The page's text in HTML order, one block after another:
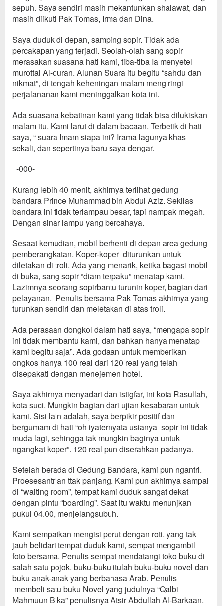
sepuh. Saya sendiri masih mekantunkan shalawat, dan
masih diikuti Pak Tomas, Irma dan Dina.
Saya duduk di depan, samping sopir. Tidak ada
percakapan yang terjadi. Seolah-olah sang sopir
merasakan suasana hati kami, tiba-tiba Ia menyetel
murottal Al-quran. Alunan Suara itu begitu “sahdu dan
nikmat”, di tengah keheningan malam mengiringi
perjalananan kami meninggalkan kota ini.
Ada suasana kebatinan kami yang tidak bisa dilukiskan
malam itu. Kami larut di dalam bacaan. Terbetik di hati
saya, “ suara Imam siapa ini? Irama lagunya khas
sekali, dan sepertinya baru saya dengar.
-000-
Kurang lebih 40 menit, akhirnya terlihat gedung
bandara Prince Muhammad bin Abdul Aziz. Sekilas
bandara ini tidak terlampau besar, tapi nampak megah.
Dengan sinar lampu yang bercahaya.
Sesaat kemudian, mobil berhenti di depan area gedung
pemberangkatan. Koper-koper diturunkan untuk
diletakan di troli. Ada yang menarik, ketikabagasi mobil
di buka, sang sopir“diam terpaku” menatap kami.
Lazimnya seorang sopirbantu turunin koper, bagian dari
pelayanan. Penulis bersama Pak Tomasakhirnya yang
turunkan sendiri dan meletakan di atastroli.
Ada perasaan dongkol dalam hati saya, “mengapa sopir
ini tidak membantu kami, dan bahkan hanya menatap
kami begitu saja”. Ada godaan untuk memberikan
ongkos hanya 100 real dari 120 real yang telah
disepakati dengan menejemen hotel.
Sayaakhirnya menyadari dan istigfar, ini kota Rasullah,
kota suci. Mungkin bagian dari ujian kesabaran untuk
kami. Sisi lain adalah, saya berpikir positif dan
bergumamdi hati “oh iyaternyata usianya sopir ini tidak
muda lagi, sehingga tak mungkin baginya untuk
ngangkat koper”. 120 real pun diserahkan padanya.
Setelah beradadi Gedung Bandara, kami pun ngantri.
Proesesantrian ttakpanjang. Kami pun akhirnyasampai
di “waiting room”, tempat kami duduksangat dekat
dengan pintu “boarding”. Saat itu waktu menunjkan
pukul 04.00, menjelangsubuh.
Kami sempatkan mengisi perut dengan roti. yang tak
jauh belidari tempat duduk kami, sempat mengambil
foto bersama. Penulissempat mendatangi toko buku di
salah satu pojok. buku-buku itulah buku-buku novel dan
buku anak-anak yang berbahasa Arab. Penulis
membeli satu buku Novel yang judulnya “Qalbi
Mahmuun Bika”penulisnya Atsir Abdullah Al-Barkaan.